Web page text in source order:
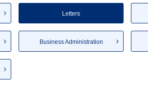
Letters
Business Administration